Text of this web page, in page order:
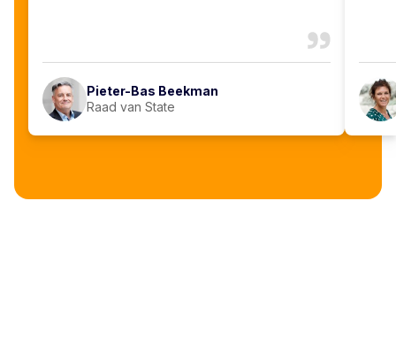
Pieter-Bas Beekman
Raad van State